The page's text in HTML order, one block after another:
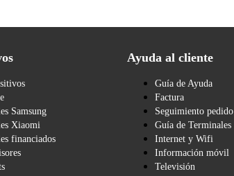
Samsung
Xiaomi
financiados
Ayuda al cliente
Guía de Ayuda
Factura
Seguimiento pedido
Guía de Terminales
Internet y Wifi
Información móvil
Televisión